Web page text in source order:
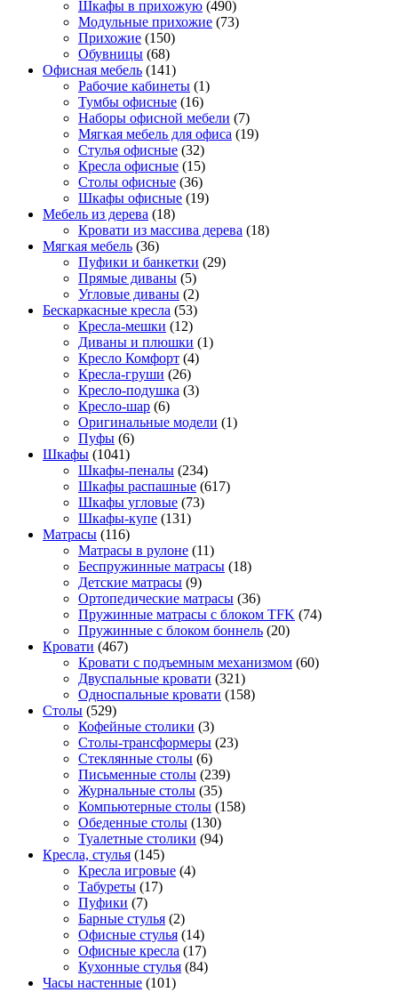
Шкафы в прихожую (490)
Модульные прихожие (73)
Прихожие (150)
Обувницы (68)
Офисная мебель (141)
Рабочие кабинеты (1)
Тумбы офисные (16)
Наборы офисной мебели (7)
Мягкая мебель для офиса (19)
Стулья офисные (32)
Кресла офисные (15)
Столы офисные (36)
Шкафы офисные (19)
Мебель из дерева (18)
Кровати из массива дерева (18)
Мягкая мебель (36)
Пуфики и банкетки (29)
Прямые диваны (5)
Угловые диваны (2)
Бескаркасные кресла (53)
Кресла-мешки (12)
Диваны и плюшки (1)
Кресло Комфорт (4)
Кресла-груши (26)
Кресло-подушка (3)
Кресло-шар (6)
Оригинальные модели (1)
Пуфы (6)
Шкафы (1041)
Шкафы-пеналы (234)
Шкафы распашные (617)
Шкафы угловые (73)
Шкафы-купе (131)
Матрасы (116)
Матрасы в рулоне (11)
Беспружинные матрасы (18)
Детские матрасы (9)
Ортопедические матрасы (36)
Пружинные матрасы с блоком TFK (74)
Пружинные с блоком боннель (20)
Кровати (467)
Кровати с подъемным механизмом (60)
Двуспальные кровати (321)
Односпальные кровати (158)
Столы (529)
Кофейные столики (3)
Столы-трансформеры (23)
Стеклянные столы (6)
Письменные столы (239)
Журнальные столы (35)
Компьютерные столы (158)
Обеденные столы (130)
Туалетные столики (94)
Кресла, стулья (145)
Кресла игровые (4)
Табуреты (17)
Пуфики (7)
Барные стулья (2)
Офисные стулья (14)
Офисные кресла (17)
Кухонные стулья (84)
Часы настенные (101)